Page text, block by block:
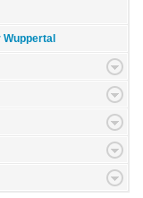
Wuppertal